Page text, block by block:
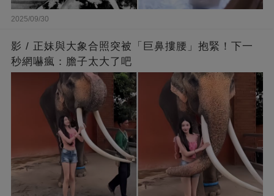
2025/09/30
影 / 正妹與大象合照突被「巨鼻摟腰」抱緊！下一
秒網嚇瘋：膽子太大了吧